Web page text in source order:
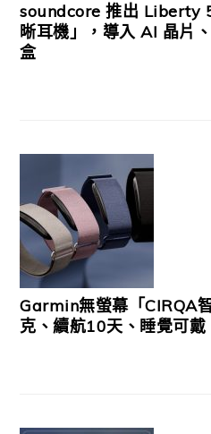
soundcore 推出 Liberty
晰耳機」，導入 AI 晶片
盒
Garmin無螢幕「CIRQA
克、續航10天、睡覺可戴